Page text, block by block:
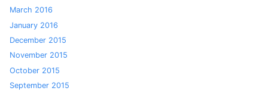
March 2016
January 2016
December 2015
November 2015
October 2015
September 2015